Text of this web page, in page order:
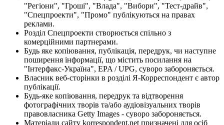
"Регіони", "Гроші", "Влада", "Вибори", "Тест-драйв",
"Спецпроекти", "Промо" публікуються на правах
реклами.
Розділ Спецпроекти створюється спільно з
комерційними партнерами.
Будь яке копіювання, публікація, передрук, чи наступне
поширення інформації, що містить посилання на
"Інтерфакс-Україна", EPA / UPG, суворо забороняється.
Власник веб-сторінки в розділі Я-Корреспондент є автор
публікації.
Будь-яке копіювання, передрук та відтворення
фотографічних творів та/або аудіовізуальних творів
правовласника Getty Images - суворо забороняється.
Матеріали сайту korrespondent.net призначені для осіб